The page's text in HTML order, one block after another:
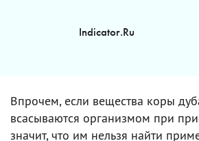
Indicator.Ru
Впрочем, если вещества коры
всасываются организмом при
значит, что им нельзя найти